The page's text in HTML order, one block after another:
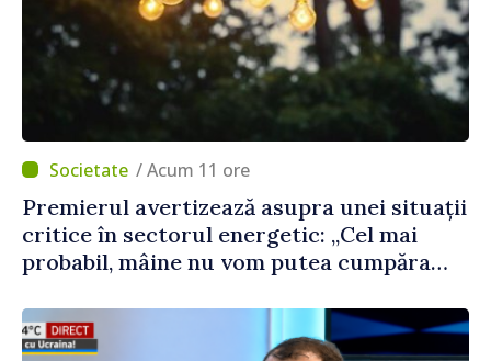
/ Acum 11 ore
Premierul avertizează asupra unei situații
critice în sectorul energetic: „Cel mai
probabil, mâine nu vom putea cumpăra